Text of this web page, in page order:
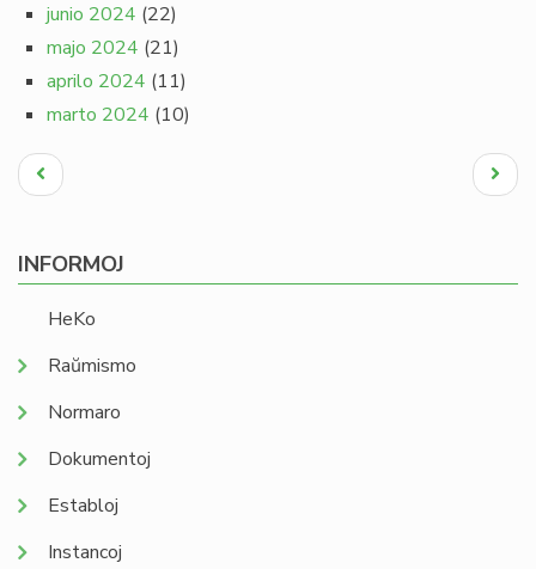
junio 2024 (22)
majo 2024 (21)
aprilo 2024 (11)
marto 2024 (10)
Pagination
Antaŭa
paĝo
Next
page
INFORMOJ
HeKo
Raŭmismo
Normaro
Dokumentoj
Establoj
Instancoj